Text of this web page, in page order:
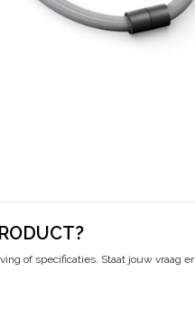
of specificaties. Staat jouw vraag er